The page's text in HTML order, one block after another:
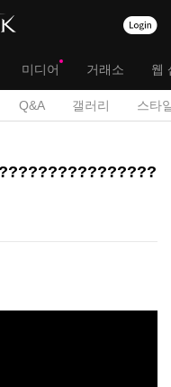
미디어 거래소 웹
Q&A 갤러리 스타